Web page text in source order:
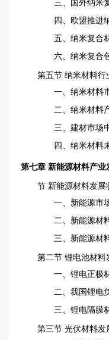
三、国外纳米复
四、欧盟推进纳米
五、纳米复合材
六、纳米复合包
第五节 纳米材料行
一、纳米材料市
二、纳米材料产
三、建材市场中
四、纳米材料未
第七章 新能源材料产业
节 新能源材料发展
一、新能源市场
二、新能源材料
三、新能源材料
第二节 锂电池材料
一、锂电正极材
二、我国锂电负
三、锂电隔膜材
第三节 光伏材料发